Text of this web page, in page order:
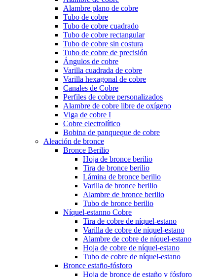
Alambre plano de cobre
Tubo de cobre
Tubo de cobre cuadrado
Tubo de cobre rectangular
Tubo de cobre sin costura
Tubo de cobre de precisión
Ángulos de cobre
Varilla cuadrada de cobre
Varilla hexagonal de cobre
Canales de Cobre
Perfiles de cobre personalizados
Alambre de cobre libre de oxígeno
Viga de cobre I
Cobre electrolítico
Bobina de panqueque de cobre
Aleación de bronce
Bronce Berilio
Hoja de bronce berilio
Tira de bronce berilio
Lámina de bronce berilio
Varilla de bronce berilio
Alambre de bronce berilio
Tubo de bronce berilio
Níquel-estanno Cobre
Tira de cobre de níquel-estano
Varilla de cobre de níquel-estano
Alambre de cobre de níquel-estano
Hoja de cobre de níquel-estano
Tubo de cobre de níquel-estano
Bronce estaño-fósforo
Hoja de bronce de estaño y fósforo